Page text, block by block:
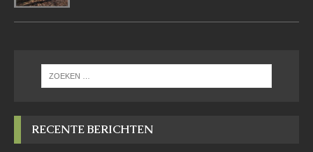
RECENTE BERICHTEN